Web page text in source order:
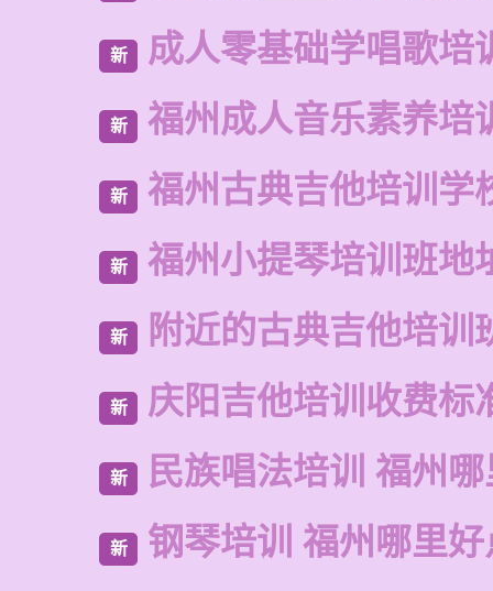
新 成人零基础学唱歌培
新 福州成人音乐素养培
新 福州古典吉他培训学
新 福州小提琴培训班地
新 附近的古典吉他培训
新 庆阳吉他培训收费标
新 民族唱法培训 福州
新 钢琴培训 福州哪里